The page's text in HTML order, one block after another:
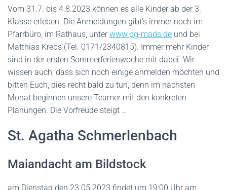
Vom 31.7. bis 4.8.2023 können es alle Kinder ab der 3.
Klasse erleben. Die Anmeldungen gibt’s immer noch im
Pfarrbüro, im Rathaus, unterwww.pg-mads.de und bei
Matthias Krebs (Tel. 0171/2340815). Immer mehr Kinder
sind in der ersten Sommerferienwoche mit dabei. Wir
wissen auch, dass sich noch einige anmelden möchten und
bitten Euch, dies recht bald zu tun, denn im nächsten
Monat beginnen unsere Teamer mit den konkreten
Planungen. Die Vorfreude steigt …
St. Agatha Schmerlenbach
Maiandacht am Bildstock
am Dienstag den 23.05.2023 findet um 19:00 Uhr am